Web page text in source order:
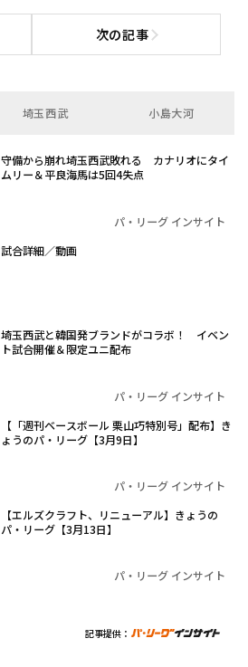
次の記事次の記事へ
埼玉西武 小島大河
守備から崩れ埼玉西武敗れる カナリオにタイ
ムリー＆平良海馬は5回4失点
パ・リーグ インサイト
試合詳細／動画
埼玉西武と韓国発ブランドがコラボ！ イベン
ト試合開催＆限定ユニ配布
パ・リーグ インサイト
【「週刊ベースボール 栗山巧特別号」配布】き
ょうのパ・リーグ【3月9日】
パ・リーグ インサイト
【エルズクラフト、リニューアル】きょうの
パ・リーグ【3月13日】
パ・リーグ インサイト
記事提供：